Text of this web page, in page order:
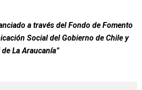
a través del Fondo de Fomento
Social del Gobierno de Chile y
La Araucanía”